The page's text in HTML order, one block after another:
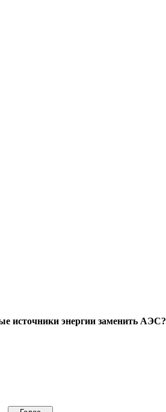
источники энергии заменить АЭС?